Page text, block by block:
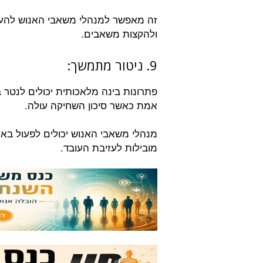
זה מאפשר למנהלי משאבי האנוש
ולהקצות משאבים.
9. ניטור מתמשך:
פתרונות בינה מלאכותית יכולים
אמת כאשר סיכון השחיקה עולה.
מנהלי משאבי האנוש יכולים לפעול
מובילות לעזיבת העובד.